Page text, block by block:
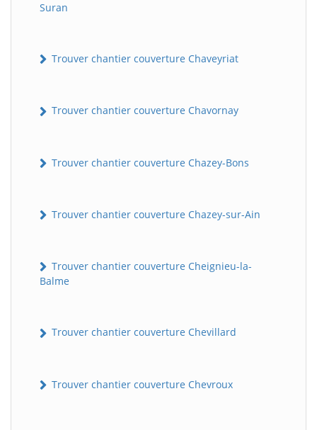
Suran
Trouver chantier couverture Chaveyriat
Trouver chantier couverture Chavornay
Trouver chantier couverture Chazey-Bons
Trouver chantier couverture Chazey-sur-Ain
Trouver chantier couverture Cheignieu-la-
Balme
Trouver chantier couverture Chevillard
Trouver chantier couverture Chevroux